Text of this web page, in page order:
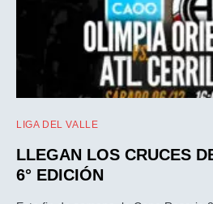
LIGA DEL VALLE
LLEGAN LOS CRUCES
6° EDICIÓN